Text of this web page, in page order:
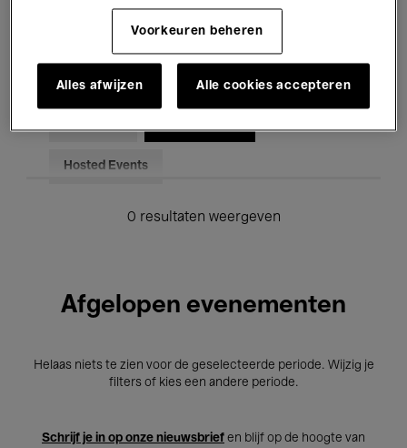
Elektronische Muziek
Voor iedereen Kids’ Palace
Hosted Events
0 resultaten weergeven
Afgelopen evenementen
Helaas niets te zien voor de geselecteerde periode. Wijzig je
filters of kies een andere periode.
Schrijf je in op onze nieuwsbrief en blijf op de hoogte van
Voorkeuren beheren
Alles afwijzen Alle cookies accepteren